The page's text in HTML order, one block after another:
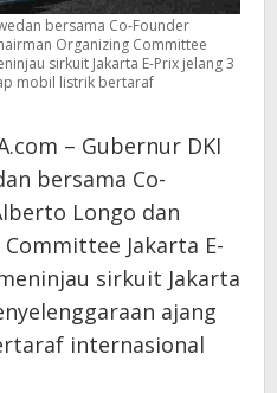
bersama Co-Founder
Organizing Committee
sirkuit Jakarta E-Prix jelang 3
mobil listrik bertaraf
– Gubernur DKI
bersama Co-
Longo dan
Jakarta E-
sirkuit Jakarta
ajang
internasional